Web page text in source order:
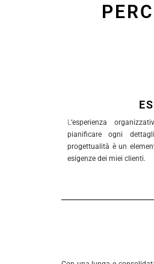
L ‘esperienza
pianificare ogni
progettualità è un
esigenze dei miei clienti.